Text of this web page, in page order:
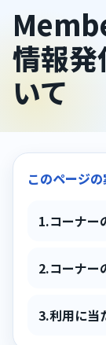
情報
いて
このページ
1.コーナー
2.コーナー
3.利用に当